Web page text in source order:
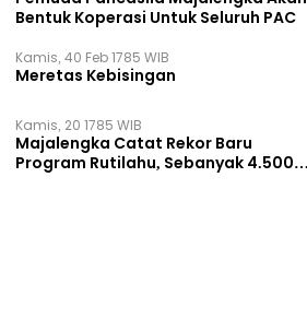
Bentuk Koperasi Untuk Seluruh PAC
Kamis, 40 Feb 1785 WIB
Meretas Kebisingan
Kamis, 20 1785 WIB
Majalengka Catat Rekor Baru
Program Rutilahu, Sebanyak 4.500